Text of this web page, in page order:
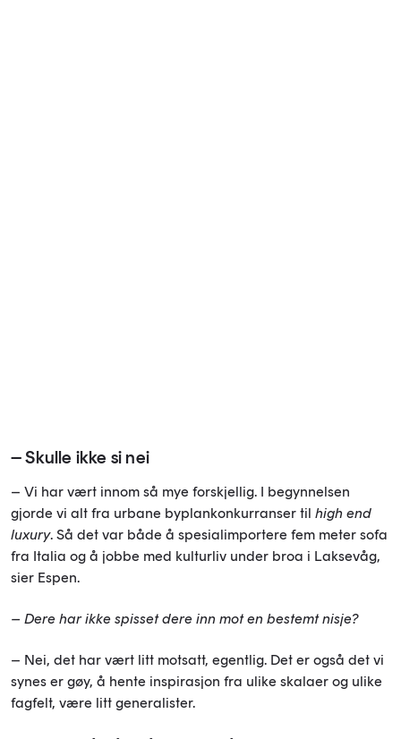
– Skulle ikke si nei
– Vi har vært innom så mye forskjellig. I begynnelsen
gjorde vi alt fra urbane byplankonkurranser til high end
luxury. Så det var både å spesialimportere fem meter sofa
fra Italia og å jobbe med kulturliv under broa i Laksevåg,
sier Espen.
– Dere har ikke spisset dere inn mot en bestemt nisje?
– Nei, det har vært litt motsatt, egentlig. Det er også det vi
synes er gøy, å hente inspirasjon fra ulike skalaer og ulike
fagfelt, være litt generalister.